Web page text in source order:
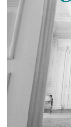
Portrait,